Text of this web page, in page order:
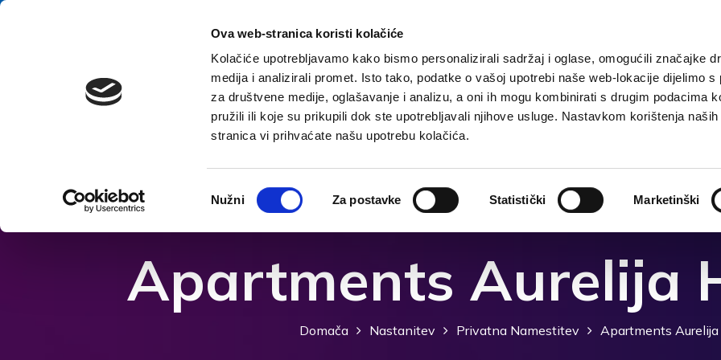
Ova web-stranica koristi kolačiće
Kolačiće upotrebljavamo kako bismo personalizirali sadržaj i oglase, omogućili značajke
medija i analizirali promet. Isto tako, podatke o vašoj upotrebi naše web-lokacije dijelimo s
za društvene medije, oglašavanje i analizu, a oni ih mogu kombinirati s drugim podacima
pružili ili koje su prikupili dok ste upotrebljavali njihove usluge. Nastavkom korištenja
stranica vi prihvaćate našu upotrebu kolačića.
pristanka
Nužni Za postavke Statistički Marketinški
Preskoči na vsebino
Domača Destinacija Nastanitev Kaj storiti?
Apartments Aurelija
Domača Nastanitev Privatna Namestitev Apartments